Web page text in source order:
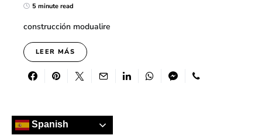
5 minute read
construcción modualire
LEER MÁS
Spanish